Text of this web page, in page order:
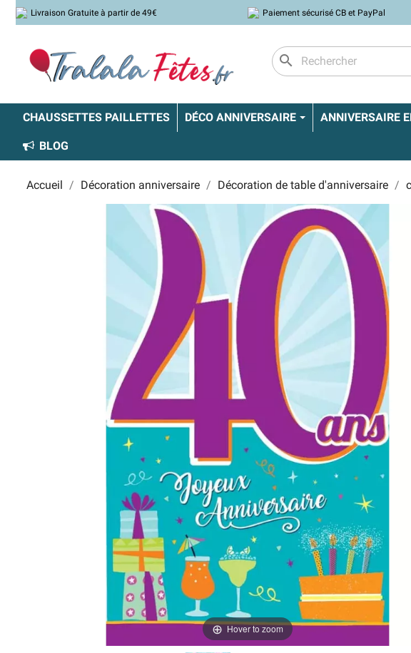
Livraison Gratuite à partir de 49€ Paiement sécurisé CB et PayPal
search
CHAUSSETTES PAILLETTES DÉCO ANNIVERSAIRE ANNIVERSAIRE
BLOG
Accueil Décoration anniversaire Décoration de table d'anniversaire
Hover to zoom